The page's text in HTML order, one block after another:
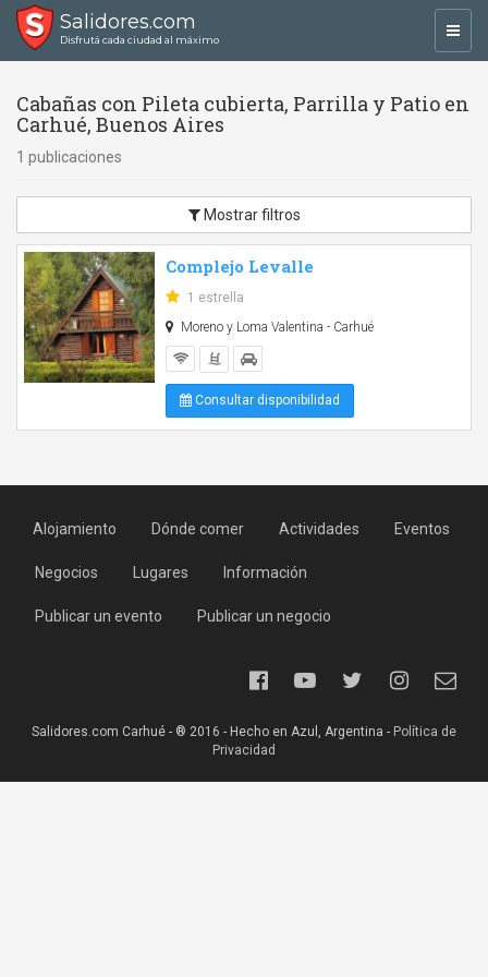
Salidores.com
Disfrutá cada ciudad al máximo
Cabañas con Pileta cubierta, Parrilla y Patio en
Carhué, Buenos Aires
1 publicaciones
Mostrar filtros
Complejo Levalle
1 estrella
Moreno y Loma Valentina - Carhué
Consultar disponibilidad
Alojamiento Dónde comer Actividades Eventos
Negocios Lugares Información
Publicar un evento Publicar un negocio
Salidores.com Carhué - ® 2016 - Hecho en Azul, Argentina - Política de
Privacidad